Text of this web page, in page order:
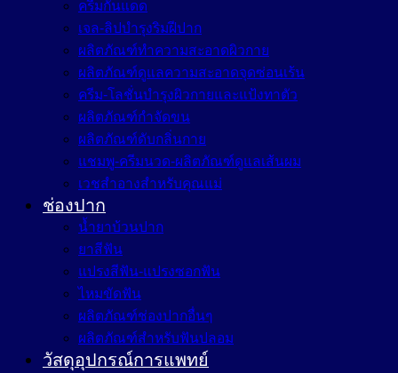
ครีมกันแดด
เจล-ลิปบำรุงริมฝีปาก
ผลิตภัณฑ์ทำความสะอาดผิวกาย
ผลิตภัณฑ์ดูแลความสะอาดจุดซ่อนเร้น
ครีม-โลชั่นบำรุงผิวกายและแป้งทาตัว
ผลิตภัณฑ์กำจัดขน
ผลิตภัณฑ์ดับกลิ่นกาย
แชมพู-ครีมนวด-ผลิตภัณฑ์ดูแลเส้นผม
เวชสำอางสำหรับคุณแม่
ช่องปาก
น้ำยาบ้วนปาก
ยาสีฟัน
แปรงสีฟัน-แปรงซอกฟัน
ไหมขัดฟัน
ผลิตภัณฑ์ช่องปากอื่นๆ
ผลิตภัณฑ์สำหรับฟันปลอม
วัสดุอุปกรณ์การแพทย์